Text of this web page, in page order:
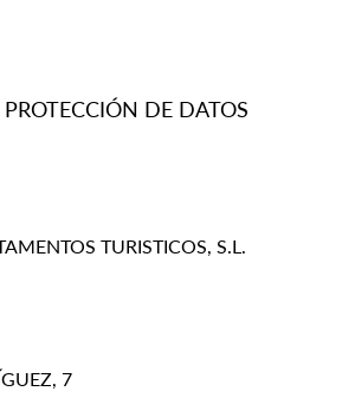
DE DATOS
TURISTICOS, S.L.
7